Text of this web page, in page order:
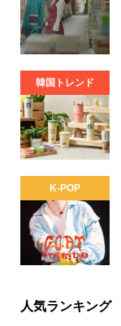
韓国トレンド
K-POP
人気ランキング